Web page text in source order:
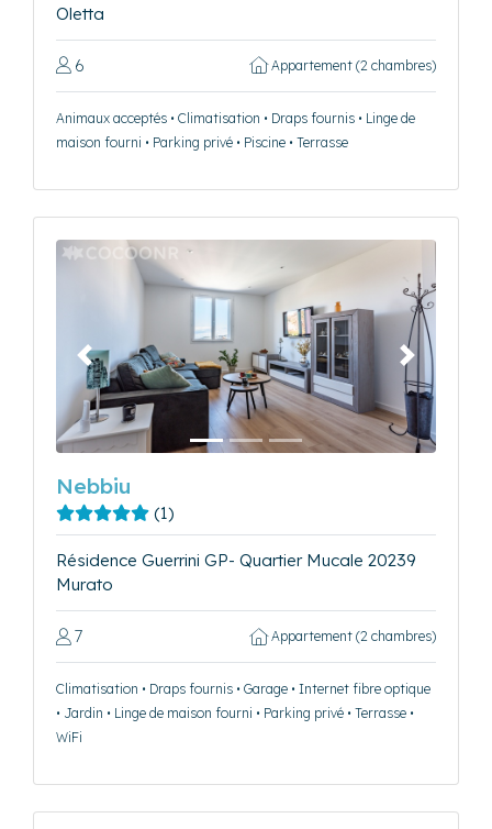
Oletta
6 Appartement (2 chambres)
Animaux acceptés • Climatisation • Draps fournis • Linge de
maison fourni • Parking privé • Piscine • Terrasse
Précédent Suivant
Nebbiu
(1)
Résidence Guerrini GP- Quartier Mucale 20239
Murato
7 Appartement (2 chambres)
Climatisation • Draps fournis • Garage • Internet fibre optique
• Jardin • Linge de maison fourni • Parking privé • Terrasse •
WiFi